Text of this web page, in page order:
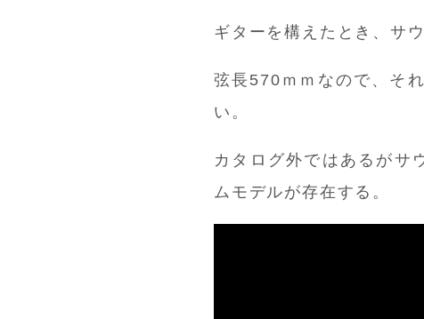
ギターを構えたとき、サ
弦長570ｍｍなので、そ
い。
カタログ外ではあるがサ
ムモデルが存在する。